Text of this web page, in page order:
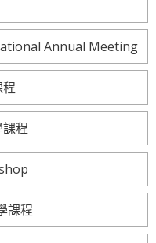
Annual Meeting
程
課程